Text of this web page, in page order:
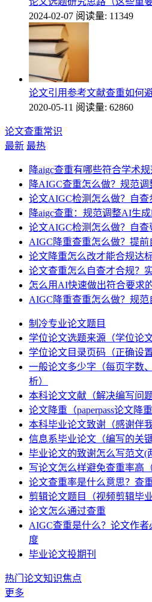
2024-02-07 阅读量: 11349
论文引用参考文献查重如何
2020-05-11 阅读量: 62860
论文查重常识
最新 最热
降aigc查重有哪些符合学术
降AIGC查重怎么做？规范
论文AIGC检测怎么做？自
降aigc查重：规范调整AI生
论文AIGC检测怎么做？自
AIGC降重查重怎么做？提
论文降重怎么改才能合规达标
论文查重怎么自查才合规？
怎么用AI快速做出符合要求
AIGC降重查重怎么做？规
制冷专业论文题目
学位论文选题来源（学位论
学位论文目录页码（正确设
一般论文多少字（每页字数
析）
本科论文文献（解决编写问
论文降重（paperpass论文降
本科毕业论文致谢（感谢伴
信息系毕业论文（编写的关
毕业论文的致谢怎么写范文(
写论文怎么样避免查重率高
论文查重率是什么意思？查
剪辑论文题目（视频剪辑毕业
论文怎么通过查重
AIGC查重是什么？论文作
度
毕业论文投期刊
热门论文知识焦点
更多